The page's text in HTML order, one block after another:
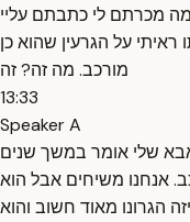
מכרתם לי כתבתם עליי
על הגרעין שהוא כן
מורכב. מה זה? זה
13:33
Speaker A
שלי אומר במשך שנים
אנחנו משיחים אבל הוא
הגרונו מאוד חשוב והוא